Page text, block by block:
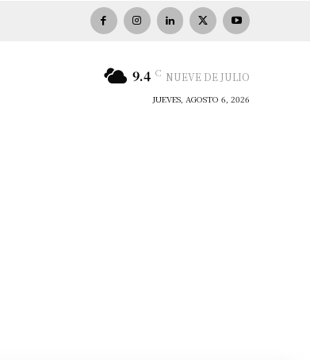
9.4 C NUEVE DE JULIO
JUEVES, AGOSTO 6, 2026